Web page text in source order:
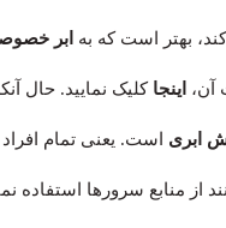
بهتر است که به ابر
آن، اینجاکلیک نمایید. حال
ابری است. یعنی تمام
از منابع سرورها استفاده